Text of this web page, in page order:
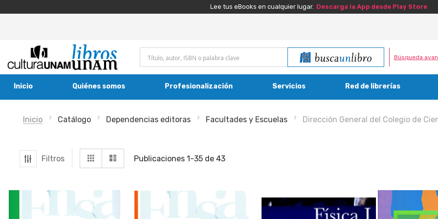
Lee tus eBooks en cualquier lugar. Descarga la App desde Play Store
Búsqueda
Inicio Quiénes somos Profesionalización Servicios Red de librerías
Inicio Catálogo Dependencias editoras Facultades y Escuelas Dirección General del Colegio de
Filtros
Ver
como
Grilla ListaPublicaciones 1-35 de 43